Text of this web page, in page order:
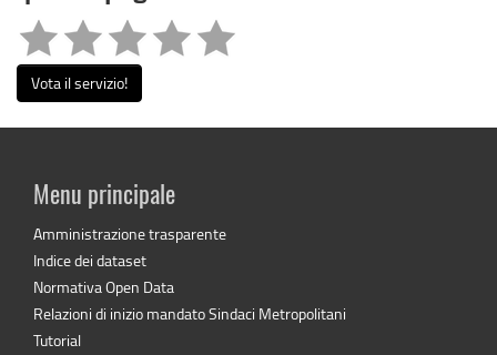
Vota il servizio!
Menu principale
Amministrazione trasparente
Indice dei dataset
Normativa Open Data
Relazioni di inizio mandato Sindaci Metropolitani
Tutorial